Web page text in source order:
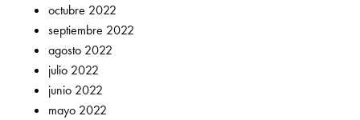
octubre 2022
septiembre 2022
agosto 2022
julio 2022
junio 2022
mayo 2022